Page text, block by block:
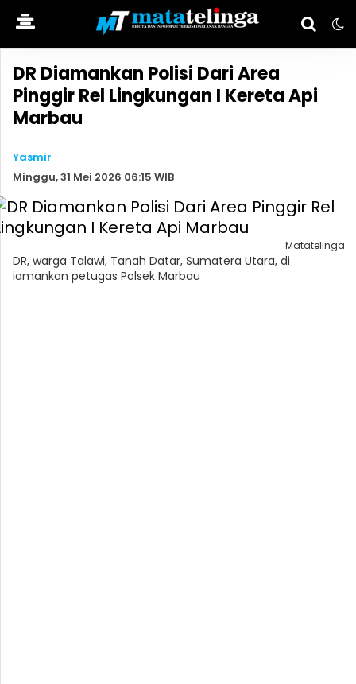
DR Diamankan Polisi Dari Area
Pinggir Rel Lingkungan I Kereta Api
Marbau
Yasmir
Minggu, 31 Mei 2026 06:15 WIB
Matatelinga
DR, warga Talawi, Tanah Datar, Sumatera Utara, di
iamankan petugas Polsek Marbau